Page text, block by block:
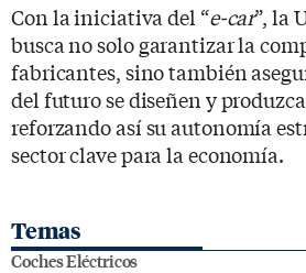
Con la iniciativa del “e-car”, la
busca no solo garantizar la
fabricantes, sino también
del futuro se diseñen y
reforzando así su autonomía
sector clave para la economía.
Temas
Coches Eléctricos